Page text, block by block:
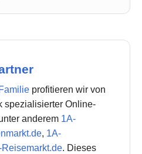
profitieren wir von
spezialisierter Online-
anderem 1A-
, 1A-
Reisemarkt.de. Dieses